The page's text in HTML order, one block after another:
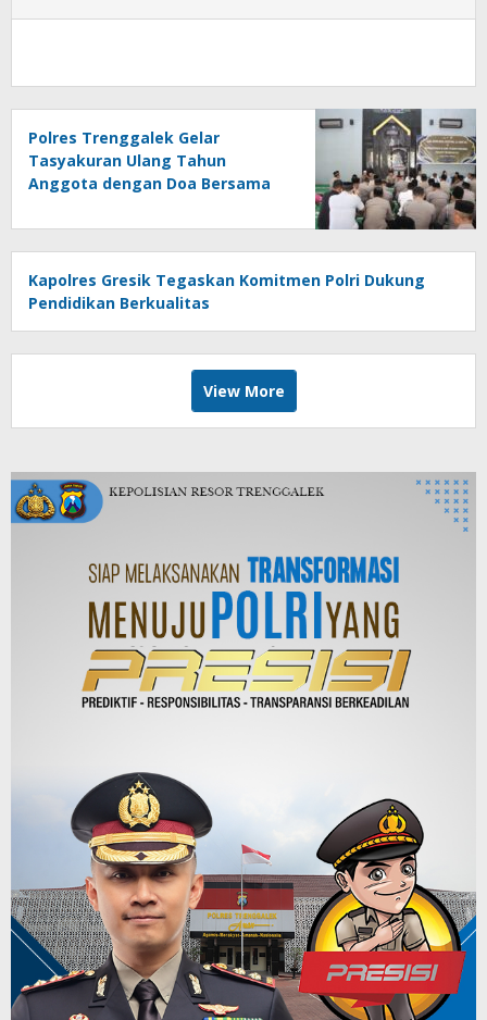
Polres Trenggalek Gelar
Tasyakuran Ulang Tahun
Anggota dengan Doa Bersama
Kapolres Gresik Tegaskan Komitmen Polri Dukung
Pendidikan Berkualitas
View More